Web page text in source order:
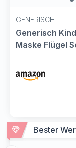
GENERISCH
Generisch
Maske Flügel
Bester